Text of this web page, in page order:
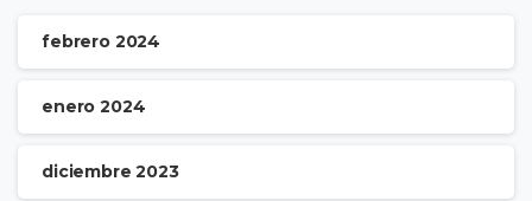
febrero 2024
enero 2024
diciembre 2023